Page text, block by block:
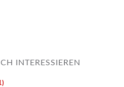
INTERESSIEREN